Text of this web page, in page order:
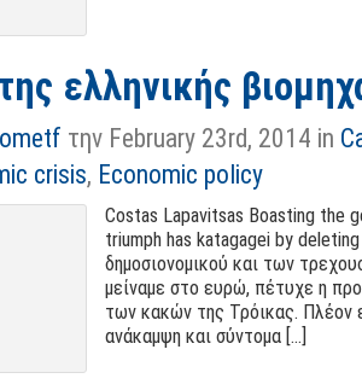
ελληνικής
την February 23rd, 2014 in
crisis, Economic policy
Costas Lapavitsas Boasting the
triumph has katagagei by
δημοσιονομικού και των
μείναμε στο ευρώ, πέτυχε η
των κακών της Τρόικας. Πλέον
ανάκαμψη και σύντομα [...]